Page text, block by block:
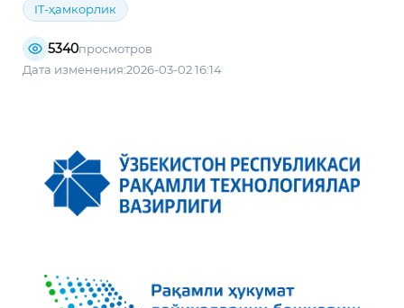
IT-ҳамкорлик
5340просмотров
Дата изменения:2026-03-02 16:14